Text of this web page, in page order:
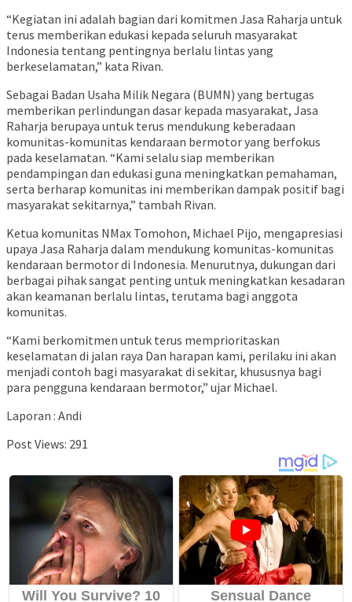
“Kegiatan ini adalah bagian dari komitmen Jasa Raharja untuk
terus memberikan edukasi kepada seluruh masyarakat
Indonesia tentang pentingnya berlalu lintas yang
berkeselamatan,” kata Rivan.
Sebagai Badan Usaha Milik Negara (BUMN) yang bertugas
memberikan perlindungan dasar kepada masyarakat, Jasa
Raharja berupaya untuk terus mendukung keberadaan
komunitas-komunitas kendaraan bermotor yang berfokus
pada keselamatan. “Kami selalu siap memberikan
pendampingan dan edukasi guna meningkatkan pemahaman,
serta berharap komunitas ini memberikan dampak positif bagi
masyarakat sekitarnya,” tambah Rivan.
Ketua komunitas NMax Tomohon, Michael Pijo, mengapresiasi
upaya Jasa Raharja dalam mendukung komunitas-komunitas
kendaraan bermotor di Indonesia. Menurutnya, dukungan dari
berbagai pihak sangat penting untuk meningkatkan kesadaran
akan keamanan berlalu lintas, terutama bagi anggota
komunitas.
“Kami berkomitmen untuk terus memprioritaskan
keselamatan di jalan raya Dan harapan kami, perilaku ini akan
menjadi contoh bagi masyarakat di sekitar, khususnya bagi
para pengguna kendaraan bermotor,” ujar Michael.
Laporan : Andi
Post Views: 291